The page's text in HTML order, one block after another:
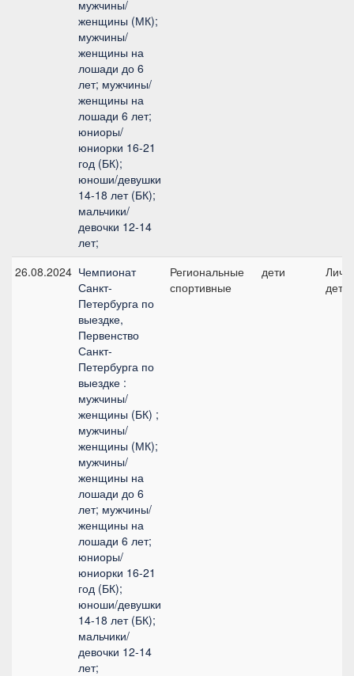
мужчины/
женщины (МК);
мужчины/
женщины на
лошади до 6
лет; мужчины/
женщины на
лошади 6 лет;
юниоры/
юниорки 16-21
год (БК);
юноши/девушки
14-18 лет (БК);
мальчики/
девочки 12-14
лет;
26.08.2024 Чемпионат
Санкт-
Петербурга по
выездке,
Первенство
Санкт-
Петербурга по
выездке :
мужчины/
женщины (БК) ;
мужчины/
женщины (МК);
мужчины/
женщины на
лошади до 6
лет; мужчины/
женщины на
лошади 6 лет;
юниоры/
юниорки 16-21
год (БК);
юноши/девушки
14-18 лет (БК);
мальчики/
девочки 12-14
лет;
Региональные
спортивные
дети
дети